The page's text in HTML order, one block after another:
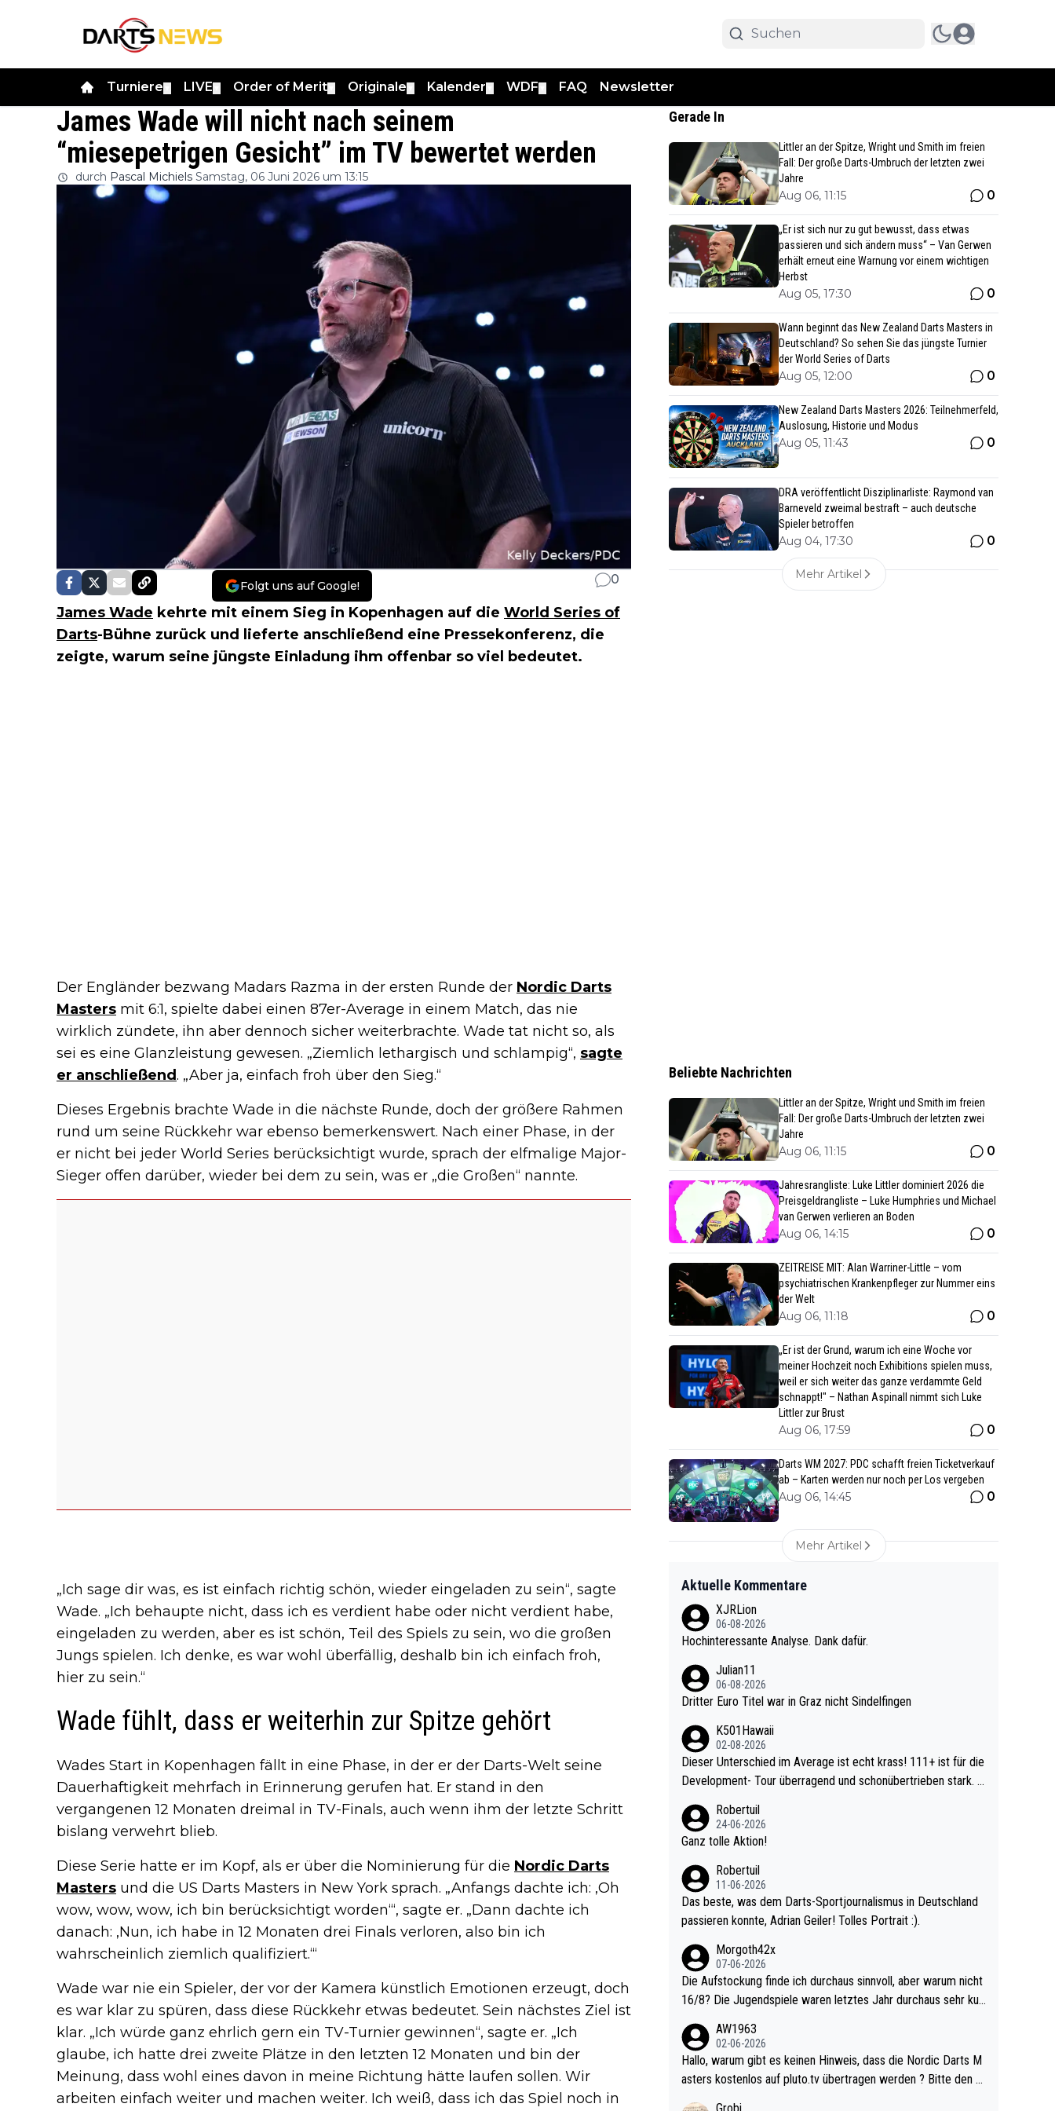
Turniere LIVE Order of Merit Originale Kalender WDF FAQ Newsletter
James Wade will nicht nach seinem
“miesepetrigen Gesicht” im TV bewertet werden
durch Pascal Michiels Samstag, 06 Juni 2026 um 13:15
Folgt uns auf Google! 0
James Wade kehrte mit einem Sieg in Kopenhagen auf die World Series of
Darts-Bühne zurück und lieferte anschließend eine Pressekonferenz, die
zeigte, warum seine jüngste Einladung ihm offenbar so viel bedeutet.
Der Engländer bezwang Madars Razma in der ersten Runde der Nordic Darts
Masters mit 6:1, spielte dabei einen 87er-Average in einem Match, das nie
wirklich zündete, ihn aber dennoch sicher weiterbrachte. Wade tat nicht so, als
sei es eine Glanzleistung gewesen. „Ziemlich lethargisch und schlampig“, sagte
er anschließend. „Aber ja, einfach froh über den Sieg.“
Dieses Ergebnis brachte Wade in die nächste Runde, doch der größere Rahmen
rund um seine Rückkehr war ebenso bemerkenswert. Nach einer Phase, in der
er nicht bei jeder World Series berücksichtigt wurde, sprach der elfmalige Major-
Sieger offen darüber, wieder bei dem zu sein, was er „die Großen“ nannte.
„Ich sage dir was, es ist einfach richtig schön, wieder eingeladen zu sein“, sagte
Wade. „Ich behaupte nicht, dass ich es verdient habe oder nicht verdient habe,
eingeladen zu werden, aber es ist schön, Teil des Spiels zu sein, wo die großen
Jungs spielen. Ich denke, es war wohl überfällig, deshalb bin ich einfach froh,
hier zu sein.“
Wade fühlt, dass er weiterhin zur Spitze gehört
Wades Start in Kopenhagen fällt in eine Phase, in der er der Darts-Welt seine
Dauerhaftigkeit mehrfach in Erinnerung gerufen hat. Er stand in den
vergangenen 12 Monaten dreimal in TV-Finals, auch wenn ihm der letzte Schritt
bislang verwehrt blieb.
Diese Serie hatte er im Kopf, als er über die Nominierung für die Nordic Darts
Masters und die US Darts Masters in New York sprach. „Anfangs dachte ich: ‚Oh
wow, wow, wow, ich bin berücksichtigt worden‘“, sagte er. „Dann dachte ich
danach: ‚Nun, ich habe in 12 Monaten drei Finals verloren, also bin ich
wahrscheinlich ziemlich qualifiziert.‘“
Wade war nie ein Spieler, der vor der Kamera künstlich Emotionen erzeugt, doch
es war klar zu spüren, dass diese Rückkehr etwas bedeutet. Sein nächstes Ziel ist
klar. „Ich würde ganz ehrlich gern ein TV-Turnier gewinnen“, sagte er. „Ich
glaube, ich hatte drei zweite Plätze in den letzten 12 Monaten und bin der
Meinung, dass wohl eines davon in meine Richtung hätte laufen sollen. Wir
arbeiten einfach weiter und machen weiter. Ich weiß, dass ich das Spiel noch in
Gerade In
Littler an der Spitze, Wright und Smith im freien
Fall: Der große Darts-Umbruch der letzten zwei
Jahre
Aug 06, 11:15 0
„Er ist sich nur zu gut bewusst, dass etwas
passieren und sich ändern muss“ – Van Gerwen
erhält erneut eine Warnung vor einem wichtigen
Herbst
Aug 05, 17:30 0
Wann beginnt das New Zealand Darts Masters in
Deutschland? So sehen Sie das jüngste Turnier
der World Series of Darts
Aug 05, 12:00 0
New Zealand Darts Masters 2026: Teilnehmerfeld,
Auslosung, Historie und Modus
Aug 05, 11:43 0
DRA veröffentlicht Disziplinarliste: Raymond van
Barneveld zweimal bestraft – auch deutsche
Spieler betroffen
Aug 04, 17:30 0
Mehr Artikel
Beliebte Nachrichten
Littler an der Spitze, Wright und Smith im freien
Fall: Der große Darts-Umbruch der letzten zwei
Jahre
Aug 06, 11:15 0
Jahresrangliste: Luke Littler dominiert 2026 die
Preisgeldrangliste – Luke Humphries und Michael
van Gerwen verlieren an Boden
Aug 06, 14:15 0
ZEITREISE MIT: Alan Warriner-Little – vom
psychiatrischen Krankenpfleger zur Nummer eins
der Welt
Aug 06, 11:18 0
„Er ist der Grund, warum ich eine Woche vor
meiner Hochzeit noch Exhibitions spielen muss,
weil er sich weiter das ganze verdammte Geld
schnappt!" – Nathan Aspinall nimmt sich Luke
Littler zur Brust
Aug 06, 17:59 0
Darts WM 2027: PDC schafft freien Ticketverkauf
ab – Karten werden nur noch per Los vergeben
Aug 06, 14:45 0
Mehr Artikel
Aktuelle Kommentare
XJRLion
06-08-2026
Hochinteressante Analyse. Dank dafür.
Julian11
06-08-2026
Dritter Euro Titel war in Graz nicht Sindelfingen
K501Hawaii
02-08-2026
Dieser Unterschied im Average ist echt krass! 111+ ist für die
Development- Tour überragend und schonübertrieben stark. U
e mal 40+ erst recht. Da gewinnst keinen Blumentopf - ist ja n
och krasser wie ein Pokalspiel eines Kreisligisten vs einem Bu
Robertuil
24-06-2026
Ganz tolle Aktion!
Robertuil
11-06-2026
Das beste, was dem Darts-Sportjournalismus in Deutschland
passieren konnte, Adrian Geiler! Tolles Portrait :).
Morgoth42x
07-06-2026
Die Aufstockung finde ich durchaus sinnvoll, aber warum nicht
16/8? Die Jugendspiele waren letztes Jahr durchaus sehr kur
l. Allerdings ist Mitchell Lawrie als Nummer 1 der Welt eh quali
fiziert. Somit ändert die automatische Qualifikation des Weltm
eisters erstmal nichts. Ich denke sie wollen damit für nächste
AW1963
02-06-2026
Hallo, warum gibt es keinen Hinweis, dass die Nordic Darts M
asters kostenlos auf pluto.tv übertragen werden ? Bitte den A